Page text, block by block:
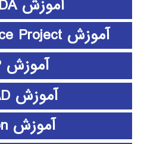
آموزش MAXQDA
آموزش Microsoft Office Project
آموزش PHP
آموزش PSCAD
آموزش python